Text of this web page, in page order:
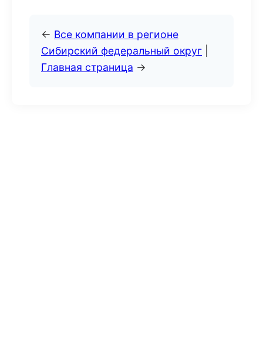
← Все компании в регионе
Сибирский федеральный округ
Главная страница →